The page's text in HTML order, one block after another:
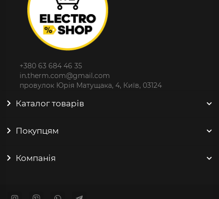
+380 63 684 46 35
in.therm.com@gmail.com
провулок Юрія Матущака, 4, Київ, 03124
Каталог товарів
Покупцям
Компанія